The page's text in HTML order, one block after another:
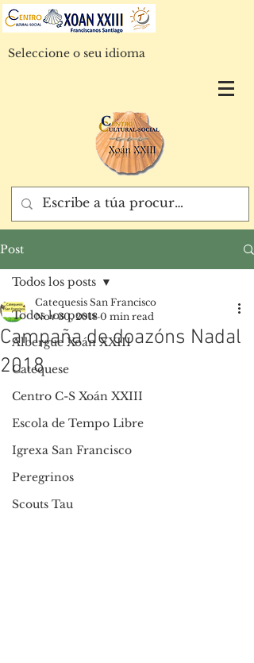
Seleccione o seu idioma
Post
Todos los posts
Albergue Xoán XXIII
Catequese
Centro C-S Xoán XXIII
Escola de Tempo Libre
Igrexa San Francisco
Peregrinos
Scouts Tau
Todos los posts
Campaña de doazóns Nadal
2018
Catequesis San Francisco
Nov 30, 2018 0 min read